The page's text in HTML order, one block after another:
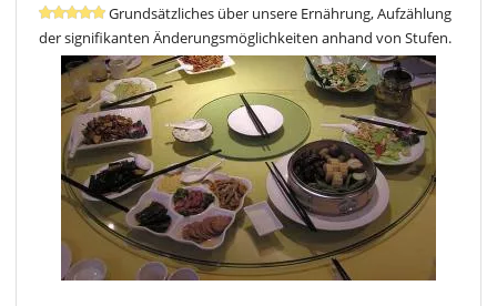
Grundsätzliches über unsere Ernährung, Aufzählung
der signifikanten Änderungsmöglichkeiten anhand von Stufen.